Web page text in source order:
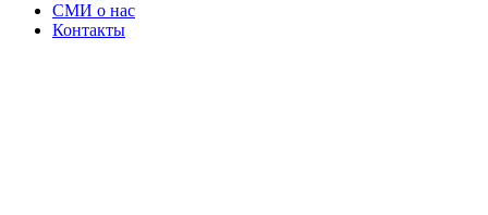
СМИ о нас
Контакты